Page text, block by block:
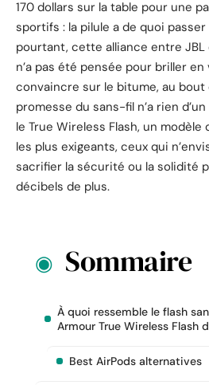
170 dollars sur la table pour une
sportifs : la pilule a de quoi
pourtant, cette alliance entre
n’a pas été pensée pour briller
convaincre sur le bitume, au bout
promesse du sans-fil n’a rien
le True Wireless Flash, un
les plus exigeants, ceux qui
sacrifier la sécurité ou la solidité
décibels de plus.
Sommaire
À quoi ressemble le flash
Armour True Wireless Flash
Best AirPods alternatives